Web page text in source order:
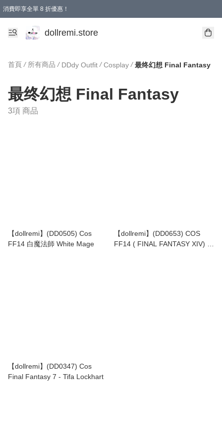
消費即享全單 8 折優惠！
購物滿 HKD 1500.00即享免運費優惠！（適用於 本地送貨、本地取貨、國際送貨 )
dollremi.store
首頁 / 所有商品 / DDdy Outfit / Cosplay / 最终幻想 Final Fantasy
最终幻想 Final Fantasy
3項 商品
【dollremi】(DD0505) Cos
FF14 白魔法師 White Mage
【dollremi】(DD0653) COS
FF14 ( FINAL FANTASY XIV) -
【dollremi】(DD0347) Cos
Final Fantasy 7 - Tifa Lockhart